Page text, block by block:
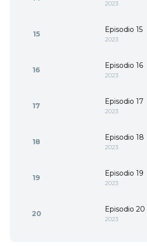
2023
15 Episodio 15
2023
16 Episodio 16
2023
17 Episodio 17
2023
18 Episodio 18
2023
19 Episodio 19
2023
20 Episodio 20
2023